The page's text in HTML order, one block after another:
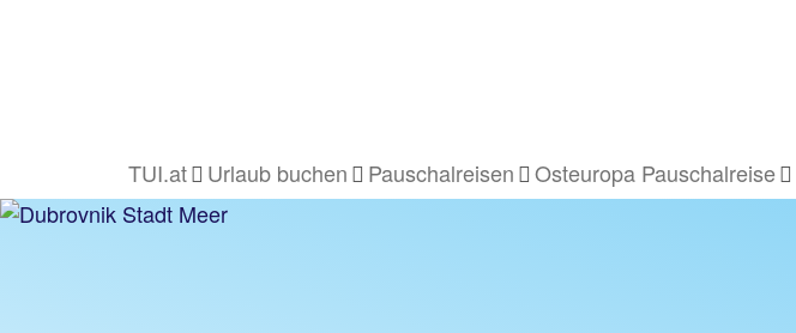
TUI.at Urlaub buchen Pauschalreisen Osteuropa Pauschalreise